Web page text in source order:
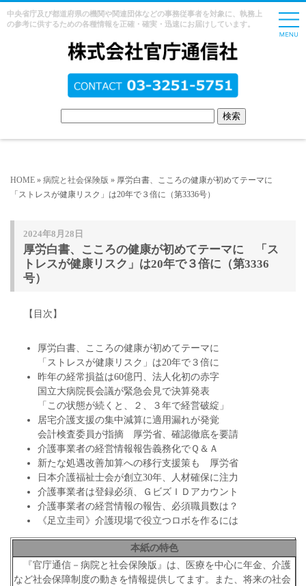
中央省庁及び都道府県の機関や関連団体などの事務従事者を対象に、執務上
の参考に供するための各種情報を正確・確実・迅速にお届けしています。
HOME » 病院と社会保険版 » 厚労白書、こころの健康が初めてテーマに
「ストレスが健康リスク」は20年で３倍に（第3336号）
2024年8月28日
厚労白書、こころの健康が初めてテーマに 「ス
トレスが健康リスク」は20年で３倍に（第3336
号）
【目次】
厚労白書、こころの健康が初めてテーマに
「ストレスが健康リスク」は20年で３倍に
昨年の経常損益は60億円、法人化初の赤字
国立大病院長会議が緊急会見で決算発表
「この状態が続くと、２、３年で経営破綻」
居宅介護支援の集中減算に適用漏れが発覚
会計検査委員が指摘 厚労省、確認徹底を要請
介護事業者の経営情報報告義務化でＱ＆Ａ
新たな処遇改善加算への移行支援策も 厚労省
日本介護福祉士会が創立30年、人材確保に注力
介護事業者は登録必須、ＧビズＩＤアカウント
介護事業者の経営情報の報告、必須職員数は？
《足立圭司》介護現場で役立つロボを作るには
本紙の特色
『官庁通信－病院と社会保険版』は、医療を中心に年金、介護
など社会保障制度の動きを情報提供してます。また、将来の社会